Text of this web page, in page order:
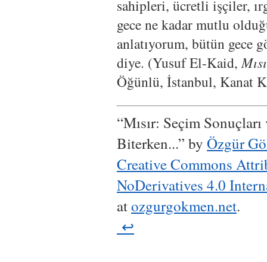
sahipleri, ücretli işçiler,
gece ne kadar mutlu
anlatıyorum, bütün gece
diye. (Yusuf El-Kaid,
Öğünlü, İstanbul, Kanat
“Mısır: Seçim
Biterken...” by Özgür
Creative Commons
NoDerivatives 4.0
atozgurgokmen.net.
↩